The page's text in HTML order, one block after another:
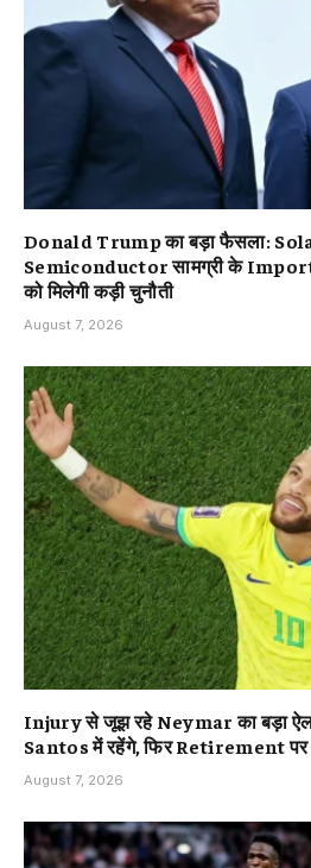
Donald Trump का बड़ा फैसला:
Semiconductor सामग्री के
को मिलेगी कड़ी चुनौती
August 7, 2026
Injury से जूझ रहे Neymar का बड़ा
Santos में रहेंगे, फिर Retirement
August 7, 2026